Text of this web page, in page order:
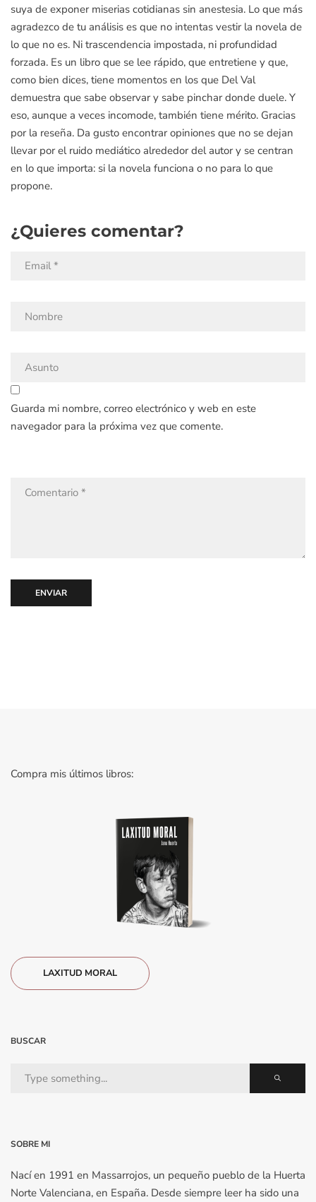
suya de exponer miserias cotidianas sin anestesia. Lo que más
agradezco de tu análisis es que no intentas vestir la novela de
lo que no es. Ni trascendencia impostada, ni profundidad
forzada. Es un libro que se lee rápido, que entretiene y que,
como bien dices, tiene momentos en los que Del Val
demuestra que sabe observar y sabe pinchar donde duele. Y
eso, aunque a veces incomode, también tiene mérito. Gracias
por la reseña. Da gusto encontrar opiniones que no se dejan
llevar por el ruido mediático alrededor del autor y se centran
en lo que importa: si la novela funciona o no para lo que
propone.
¿Quieres comentar?
Guarda mi nombre, correo electrónico y web en este
navegador para la próxima vez que comente.
ENVIAR
Compra mis últimos libros:
LAXITUD MORAL
BUSCAR
SOBRE MI
Nací en 1991 en Massarrojos, un pequeño pueblo de la Huerta
Norte Valenciana, en España. Desde siempre leer ha sido una